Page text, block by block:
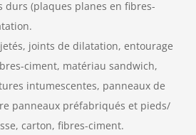
durs (plaques planes en fibres-
joints de dilatation, entourage
ciment, matériau sandwich,
intumescentes, panneaux de
panneaux préfabriqués et pieds/
carton, fibres-ciment.